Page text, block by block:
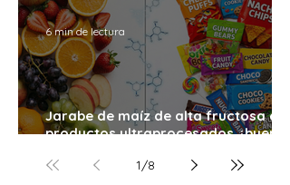
Jarabe de maíz de alta fructosa en
productos ultraprocesados ¿buenos
6 min de lectura
1/8